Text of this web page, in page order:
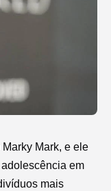
Mark, e ele
em
mais